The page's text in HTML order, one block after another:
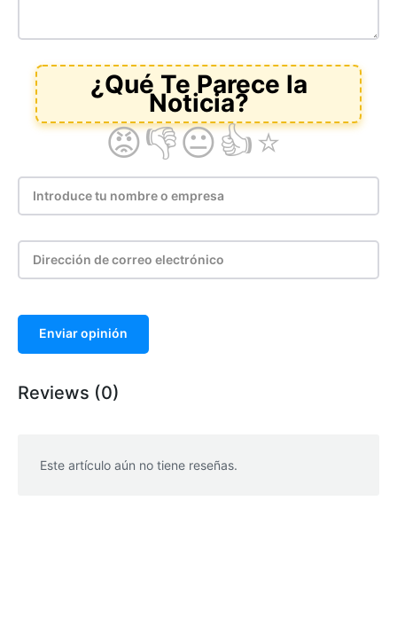
Enviar opinión
Reviews (0)
Este artículo aún no tiene reseñas.